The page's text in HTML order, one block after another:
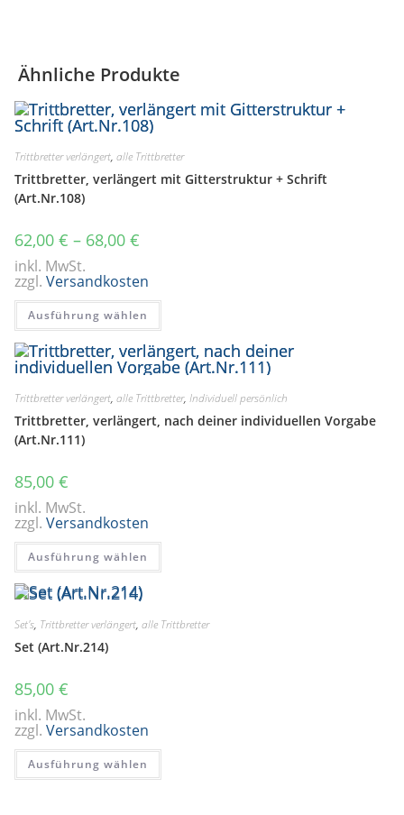
Ähnliche Produkte
Trittbretter verlängert,alle Trittbretter
Trittbretter, verlängert mit Gitterstruktur + Schrift
(Art.Nr.108)
62,00€ – 68,00€
inkl. MwSt.
zzgl.Versandkosten
Ausführung wählen
Dieses
weist
mehrere
Varianten
auf.
Optionen
können
auf
der
Trittbretter verlängert,alle Trittbretter,Individuell persönlich
Trittbretter, verlängert, nach deiner individuellen Vorgabe
(Art.Nr.111)
85,00€
inkl. MwSt.
zzgl.Versandkosten
Ausführung wählen
Dieses
weist
Die
Set's, Trittbretter verlängert,alle Trittbretter
Set (Art.Nr.214)
85,00€
inkl. MwSt.
zzgl.Versandkosten
Ausführung wählen
Dieses
weist